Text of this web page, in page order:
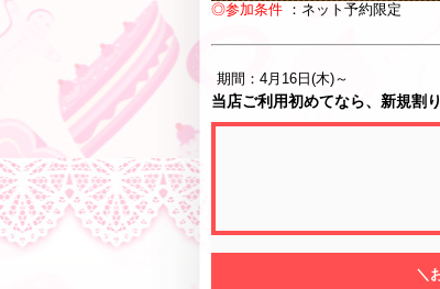
◎参加条件 ：ネット予約限定
期間：4月16日(木)～
当店ご利用初めてなら、新規割
＼